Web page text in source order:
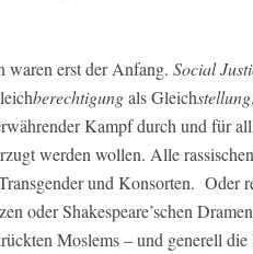
waren erst der Anfang. Social
berechtigungals Gleichstellung
Kampf durch und für
werden wollen. Alle
und Konsorten. Oder
oder Shakespeare’schen
Moslems – und generell